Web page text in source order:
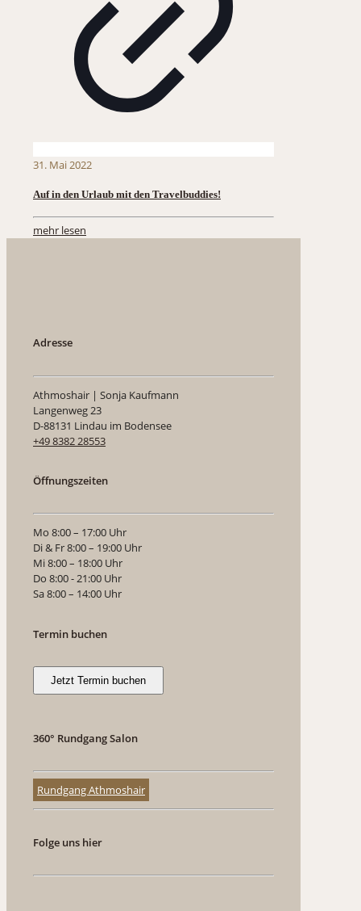
31. Mai 2022
Auf in den Urlaub mit den Travelbuddies!
mehr lesen
Adresse
Athmoshair | Sonja Kaufmann
Langenweg 23
D-88131 Lindau im Bodensee
+49 8382 28553
Öffnungszeiten
Mo 8:00 – 17:00 Uhr
Di & Fr 8:00 – 19:00 Uhr
Mi 8:00 – 18:00 Uhr
Do 8:00 - 21:00 Uhr
Sa 8:00 – 14:00 Uhr
Termin buchen
Jetzt Termin buchen
360° Rundgang Salon
Rundgang Athmoshair
Folge uns hier